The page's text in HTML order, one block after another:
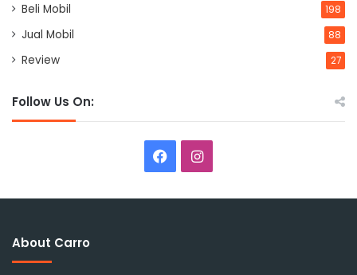
Beli Mobil 198
Jual Mobil 88
Review 27
Follow Us On:
FacebookInstagram
About Carro